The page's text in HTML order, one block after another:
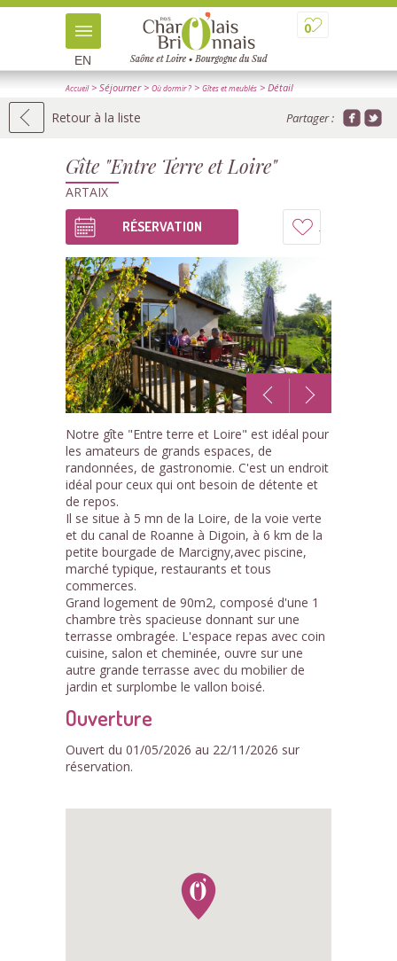
0
EN
Accueil> Séjourner> Où dormir ? > Gîtes et meublés > Détail
Retour à la liste Partager :
Gîte "Entre Terre et Loire"
ARTAIX
mon
carnet
RÉSERVATION
1 /7
Notre gîte "Entre terre et Loire" est idéal pour
les amateurs de grands espaces, de
randonnées, de gastronomie. C'est un endroit
idéal pour ceux qui ont besoin de détente et
de repos.
Il se situe à 5 mn de la Loire, de la voie verte
et du canal de Roanne à Digoin, à 6 km de la
petite bourgade de Marcigny,avec piscine,
marché typique, restaurants et tous
commerces.
Grand logement de 90m2, composé d'une 1
chambre très spacieuse donnant sur une
terrasse ombragée. L'espace repas avec coin
cuisine, salon et cheminée, ouvre sur une
autre grande terrasse avec du mobilier de
jardin et surplombe le vallon boisé.
Ouverture
Ouvert du 01/05/2026 au 22/11/2026 sur
réservation.